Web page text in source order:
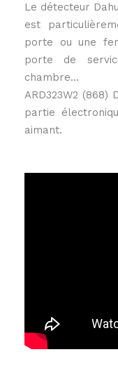
Le détecteur
est
porte ou une
porte de
chambre...
ARD323W2 (868)
partie
aimant.